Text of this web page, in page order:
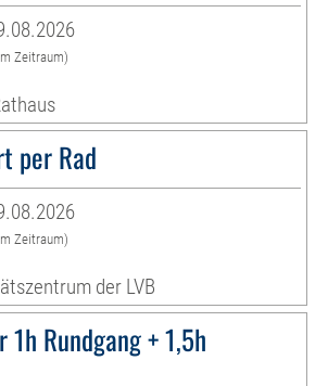
Zeitraum)
per Rad
Zeitraum)
der LVB
Rundgang + 1,5h